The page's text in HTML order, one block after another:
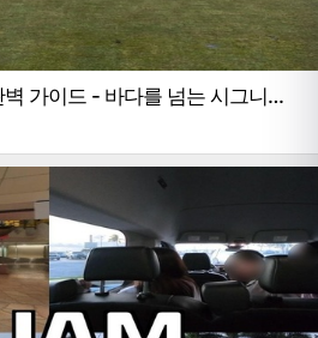
가이드 - 바다를 넘는 시그니처